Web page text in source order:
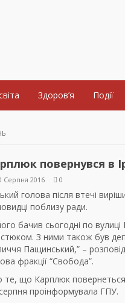
Здоров’я Події
повернувся в
Серпня 2016 0
голова після втечі
поблизу ради.
бачив сьогодні по
З ними також був
Пащинський,” –
фракції “Свобода”.
те, що Карплюк повернеться
проінформувала ГПУ.